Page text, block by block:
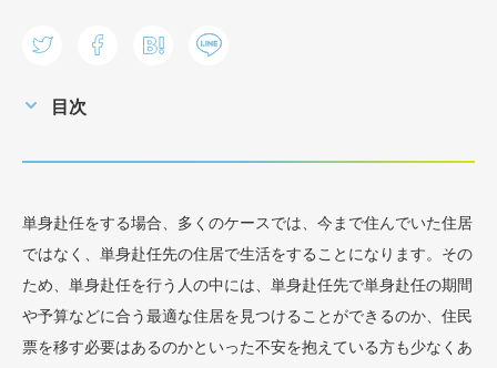
目次
単身赴任をする場合、多くのケースでは、今まで住んでいた住居
ではなく、単身赴任先の住居で生活をすることになります。その
ため、単身赴任を行う人の中には、単身赴任先で単身赴任の期間
や予算などに合う最適な住居を見つけることができるのか、住民
票を移す必要はあるのかといった不安を抱えている方も少なくあ